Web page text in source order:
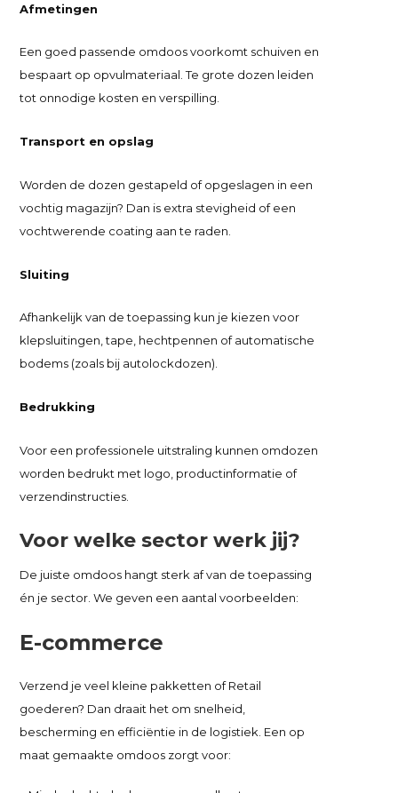
Afmetingen
Een goed passende omdoos voorkomt schuiven en
bespaart op opvulmateriaal. Te grote dozen leiden
tot onnodige kosten en verspilling.
Transport en opslag
Worden de dozen gestapeld of opgeslagen in een
vochtig magazijn? Dan is extra stevigheid of een
vochtwerende coating aan te raden.
Sluiting
Afhankelijk van de toepassing kun je kiezen voor
klepsluitingen, tape, hechtpennen of automatische
bodems (zoals bij autolockdozen).
Bedrukking
Voor een professionele uitstraling kunnen omdozen
worden bedrukt met logo, productinformatie of
verzendinstructies.
Voor welke sector werk jij?
De juiste omdoos hangt sterk af van de toepassing
én je sector. We geven een aantal voorbeelden:
E-commerce
Verzend je veel kleine pakketten of Retail
goederen? Dan draait het om snelheid,
bescherming en efficiëntie in de logistiek. Een op
maat gemaakte omdoos zorgt voor: